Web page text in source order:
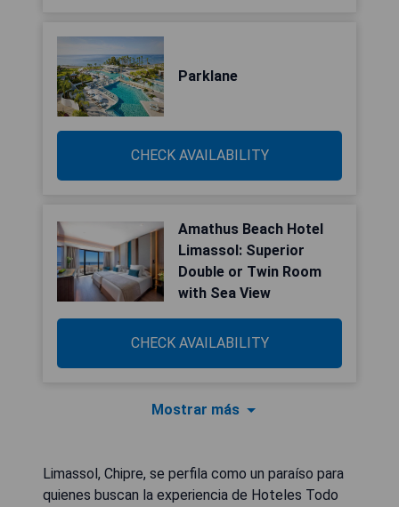
Parklane
CHECK AVAILABILITY
Amathus Beach Hotel
Limassol: Superior
Double or Twin Room
with Sea View
CHECK AVAILABILITY
Mostrar más
Limassol, Chipre, se perfila como un paraíso para
quienes buscan la experiencia de Hoteles Todo